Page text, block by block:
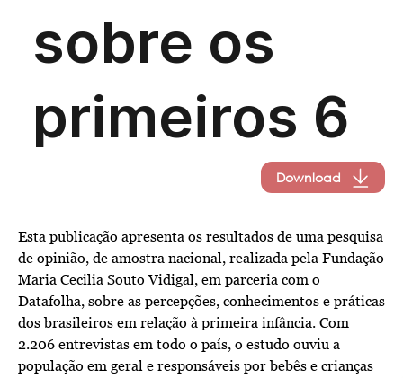
Esta publicação apresenta os resultados de uma pesquisa
de opinião, de amostra nacional, realizada pela Fundação
Maria Cecilia Souto Vidigal, em parceria com o
Datafolha, sobre as percepções, conhecimentos e práticas
dos brasileiros em relação à primeira infância. Com
2.206 entrevistas em todo o país, o estudo ouviu a
população em geral e responsáveis por bebês e crianças
Download